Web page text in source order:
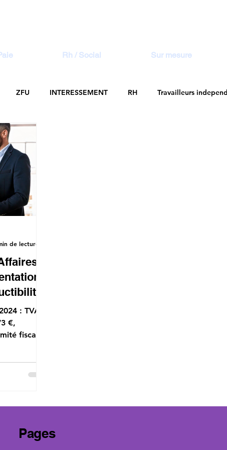
Rh / Social Sur mesure
ZFU INTERESSEMENT RH Travailleurs
: TVA
€,
fiscale.
de lecture
Pages